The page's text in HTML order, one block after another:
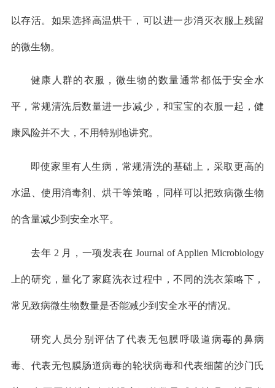
以存活。如果选择高温烘干，可以进一步消灭衣服上残留
的微生物。
健康人群的衣服，微生物的数量通常都低于安全水
平，常规清洗后数量进一步减少，和宝宝的衣服一起，健
康风险并不大，不用特别地讲究。
即使家里有人生病，常规清洗的基础上，采取更高的
水温、使用消毒剂、烘干等策略，同样可以把致病微生物
的含量减少到安全水平。
去年 2 月，一项发表在 Journal of Applien Microbiology
上的研究，量化了家庭洗衣过程中，不同的洗衣策略下，
常见致病微生物数量是否能减少到安全水平的情况。
研究人员分别评估了代表无包膜呼吸道病毒的鼻病
毒、代表无包膜肠道病毒的轮状病毒和代表细菌的沙门氏